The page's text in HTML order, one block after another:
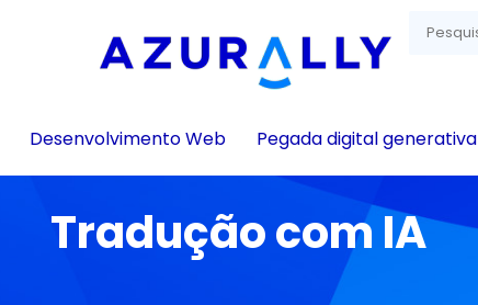
Desenvolvimento Web Pegada digital generativa
Tradução com IA